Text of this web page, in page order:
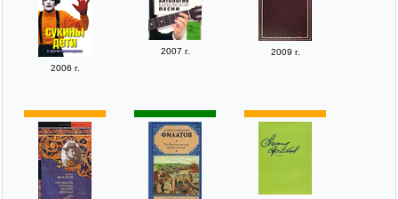
2006 г.
2007 г. 2009 г.